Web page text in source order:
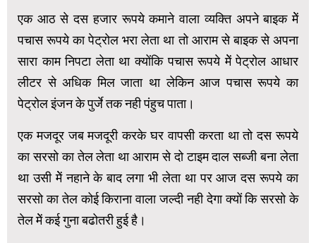
एक आठ से दस हजार रूपये कमाने वाला व्यक्ति अपने बाइक मेें
पचास रूपये का पेट्रोल भरा लेता था तो आराम से बाइक से अपना
सारा काम निपटा लेता था क्योंकि पचास रूपये मेें पेट्रोल आधार
लीटर से अधिक मिल जाता था लेकिन आज पचास रूपये का
पेट्रोल इंजन के पुर्जे तक नही पंहुच पाता।
एक मजदूर जब मजदूरी करके घर वापसी करता था तो दस रूपये
का सरसो का तेल लेता था आराम से दो टाइम दाल सब्जी बना लेता
था उसी मेें नहाने के बाद लगा भी लेता था पर आज दस रूपये का
सरसो का तेल कोई किराना वाला जल्दी नही देगा क्यों कि सरसो के
तेल मेें कई गुना बढोतरी हुई है।